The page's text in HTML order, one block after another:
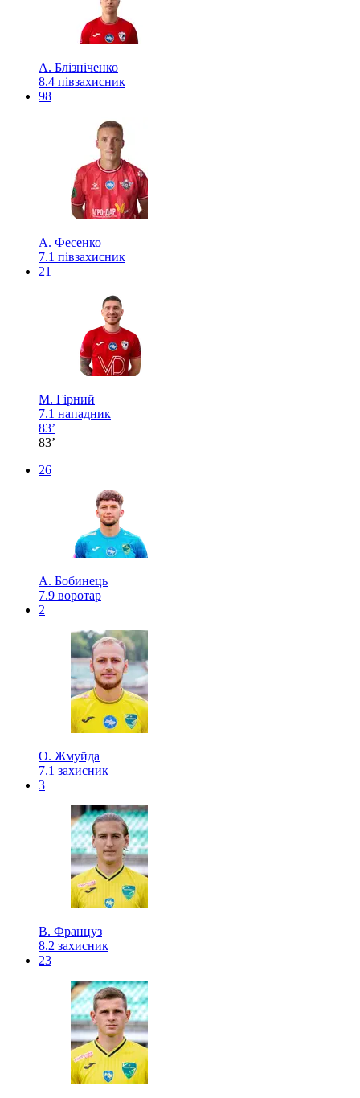
А. Блізніченко
8.4 півзахисник
98
А. Фесенко
7.1 півзахисник
21
М. Гірний
7.1 нападник
83’
83’
26
А. Бобинець
7.9 воротар
2
О. Жмуйда
7.1 захисник
3
В. Француз
8.2 захисник
23